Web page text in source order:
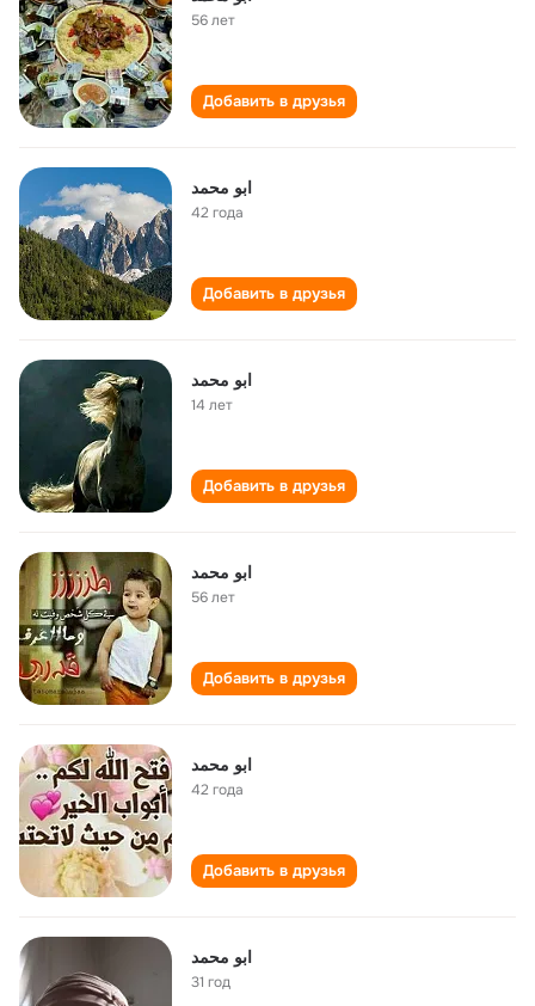
56 лет
Добавить в друзья
ابو محمد
42 года
Добавить в друзья
ابو محمد
14 лет
Добавить в друзья
ابو محمد
56 лет
Добавить в друзья
ابو محمد
42 года
Добавить в друзья
ابو محمد
31 год